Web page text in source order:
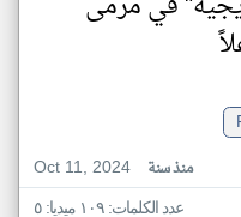
Oct 11, 2024
منذ سنة
عدد الكلمات: ١٠٩ ميديا: ٥